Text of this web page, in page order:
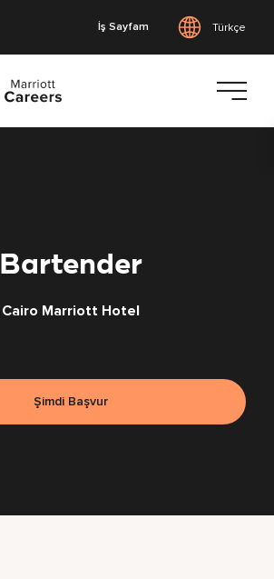
İş Sayfam Türkçe
Bartender
Cairo Marriott Hotel
Şimdi Başvur